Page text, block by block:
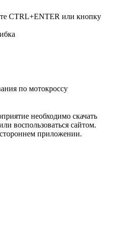
CTRL+ENTER или кнопку
по мотокроссу
необходимо скачать
воспользоваться сайтом.
приложении.